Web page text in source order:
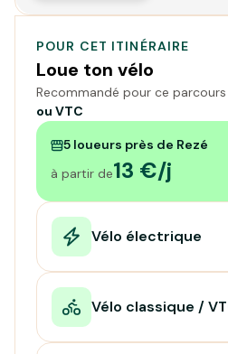
POUR CET ITINÉRAIRE
Loue ton vélo
Recommandé pour ce parcours
ou VTC
5 loueurs près de Rezé
à partir de13 €/j
Vélo électrique
Vélo classique /